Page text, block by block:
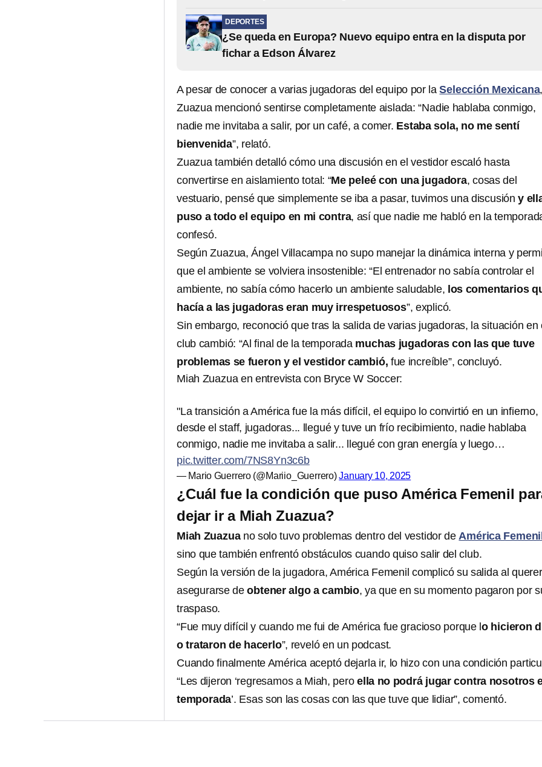
DEPORTES
¿Se queda en Europa? Nuevo equipo entra en la disputa por
fichar a Edson Álvarez
A pesar de conocer a varias jugadoras del equipo por laSelección Mexicana,
Zuazua mencionó sentirse completamente aislada: “Nadie hablaba conmigo,
nadie me invitaba a salir, por un café, a comer. Estaba sola, no me sentí
bienvenida”, relató.
Zuazua también detalló cómo una discusión en el vestidor escaló hasta
convertirse en aislamiento total: “Me peleé con una jugadora, cosas del
vestuario, pensé que simplemente se iba a pasar, tuvimos una discusióny
puso a todo el equipo en mi contra, así que nadie me habló en la
confesó.
Según Zuazua, Ángel Villacampa no supo manejar la dinámica interna y
que el ambiente se volviera insostenible: “El entrenador no sabía controlar el
ambiente, no sabía cómo hacerlo un ambiente saludable, los comentarios
hacía a las jugadoras eran muy irrespetuosos”, explicó.
Sin embargo, reconoció que tras la salida de varias jugadoras, la situación en
club cambió: “Al final de la temporada muchas jugadoras con las que tuve
problemas se fueron y el vestidor cambió, fue increíble”, concluyó.
Miah Zuazua en entrevista con Bryce W Soccer:
"La transición a América fue la más difícil, el equipo lo convirtió en un infierno,
desde el staff, jugadoras... llegué y tuve un frío recibimiento, nadie hablaba
conmigo, nadie me invitaba a salir... llegué con gran energía y luego…
pic.twitter.com/7NS8Yn3c6b
— Mario Guerrero (@Mariio_Guerrero)January 10, 2025
¿Cuál fue la condición que puso América Femenil
dejar ir a Miah Zuazua?
Miah Zuazuano solo tuvo problemas dentro del vestidor deAmérica Femenil
sino que también enfrentó obstáculos cuando quiso salir del club.
Según la versión de la jugadora, América Femenil complicó su salida al querer
asegurarse deobtener algo a cambio, ya que en su momento pagaron por
traspaso.
“Fue muy difícil y cuando me fui de América fue gracioso porque lo hicieron
o trataron de hacerlo”, reveló en un podcast.
Cuando finalmente América aceptó dejarla ir, lo hizo con una condición
“Les dijeron ‘regresamos a Miah, pero ella no podrá jugar contra nosotros
temporada’. Esas son las cosas con las que tuve que lidiar”, comentó.